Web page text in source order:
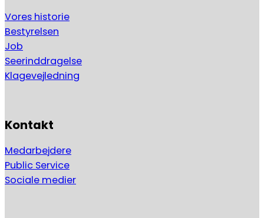
Vores historie
Bestyrelsen
Job
Seerinddragelse
Klagevejledning
Kontakt
Medarbejdere
Public Service
Sociale medier